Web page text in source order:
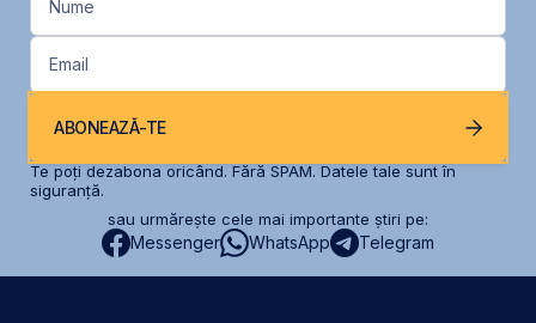
Nume
Email
ABONEAZĂ-TE
Te poți dezabona oricând. Fără SPAM. Datele tale sunt în
siguranță.
sau urmărește cele mai importante știri pe:
Messenger WhatsApp Telegram